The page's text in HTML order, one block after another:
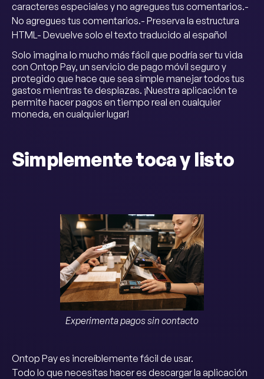
caracteres especiales y no agregues tus comentarios.-
No agregues tus comentarios.- Preserva la estructura
HTML- Devuelve solo el texto traducido al español
Solo imagina lo mucho más fácil que podría ser tu vida
con Ontop Pay, un servicio de pago móvil seguro y
protegido que hace que sea simple manejar todos tus
gastos mientras te desplazas. ¡Nuestra aplicación te
permite hacer pagos en tiempo real en cualquier
moneda, en cualquier lugar!
Simplemente toca y listo
Experimenta pagos sin contacto
Ontop Pay es increíblemente fácil de usar.
Todo lo que necesitas hacer es descargar la aplicación